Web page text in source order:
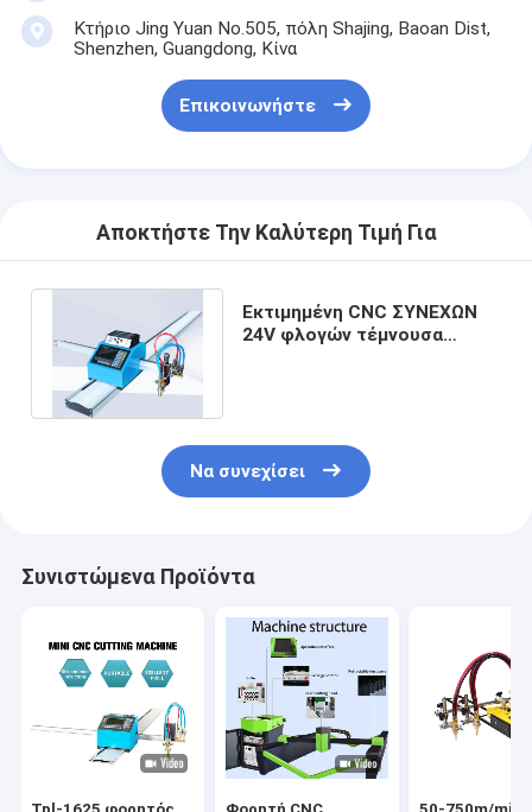
Κτήριο Jing Yuan No.505, πόλη Shajing, Baoan Dist,
Shenzhen, Guangdong, Κίνα
Επικοινωνήστε
Αποκτήστε Την Καλύτερη Τιμή Για
Εκτιμημένη CNC ΣΥΝΕΧΩΝ
24V φλογών τέμνουσα
Να συνεχίσει
Συνιστώμενα Προϊόντα